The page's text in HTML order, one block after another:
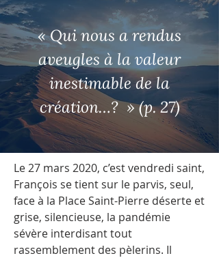
« Qui nous a rendus
aveugles à la valeur
inestimable de la
création…? » (p. 27)
Le 27 mars 2020, c’est vendredi saint,
François se tient sur le parvis, seul,
face à la Place Saint-Pierre déserte et
grise, silencieuse, la pandémie
sévère interdisant tout
rassemblement des pèlerins. Il